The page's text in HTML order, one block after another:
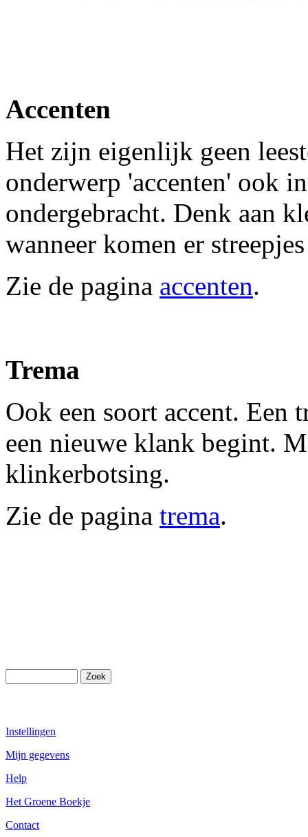
Accenten
Het zijn eigenlijk geen
onderwerp 'accenten' ook
ondergebracht. Denk aan
wanneer komen er
Zie de pagina accenten.
Trema
Ook een soort accent. Een
een nieuwe klank begint.
klinkerbotsing.
Zie de pagina trema.
Instellingen
Mijn gegevens
Help
Het Groene Boekje
Contact